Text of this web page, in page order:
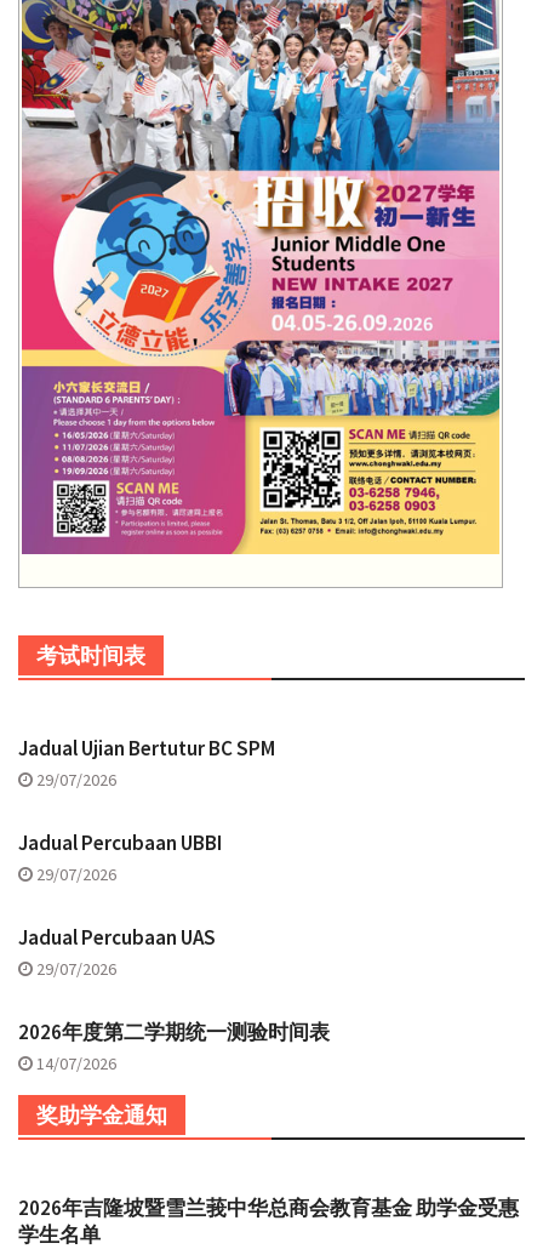
考试时间表
Jadual Ujian Bertutur BC SPM
29/07/2026
Jadual Percubaan UBBI
29/07/2026
Jadual Percubaan UAS
29/07/2026
2026年度第二学期统一测验时间表
14/07/2026
奖助学金通知
2026年吉隆坡暨雪兰莪中华总商会教育基金 助学金受惠
学生名单